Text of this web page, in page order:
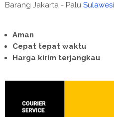
Barang Jakarta - Palu Sulawesi
Aman
Cepat tepat waktu
Harga kirim terjangkau